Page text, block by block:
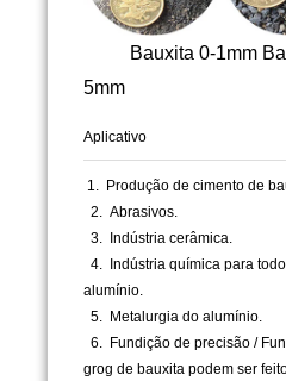
Bauxita 0-1mm
5mm
Aplicativo
1. Produção de cimento de
2. Abrasivos.
3.
Indústria cerâmica.
4.
Indústria química para
alumínio.
5. Metalurgia do alumínio.
6. Fundição de precisão /
grog de bauxita podem ser